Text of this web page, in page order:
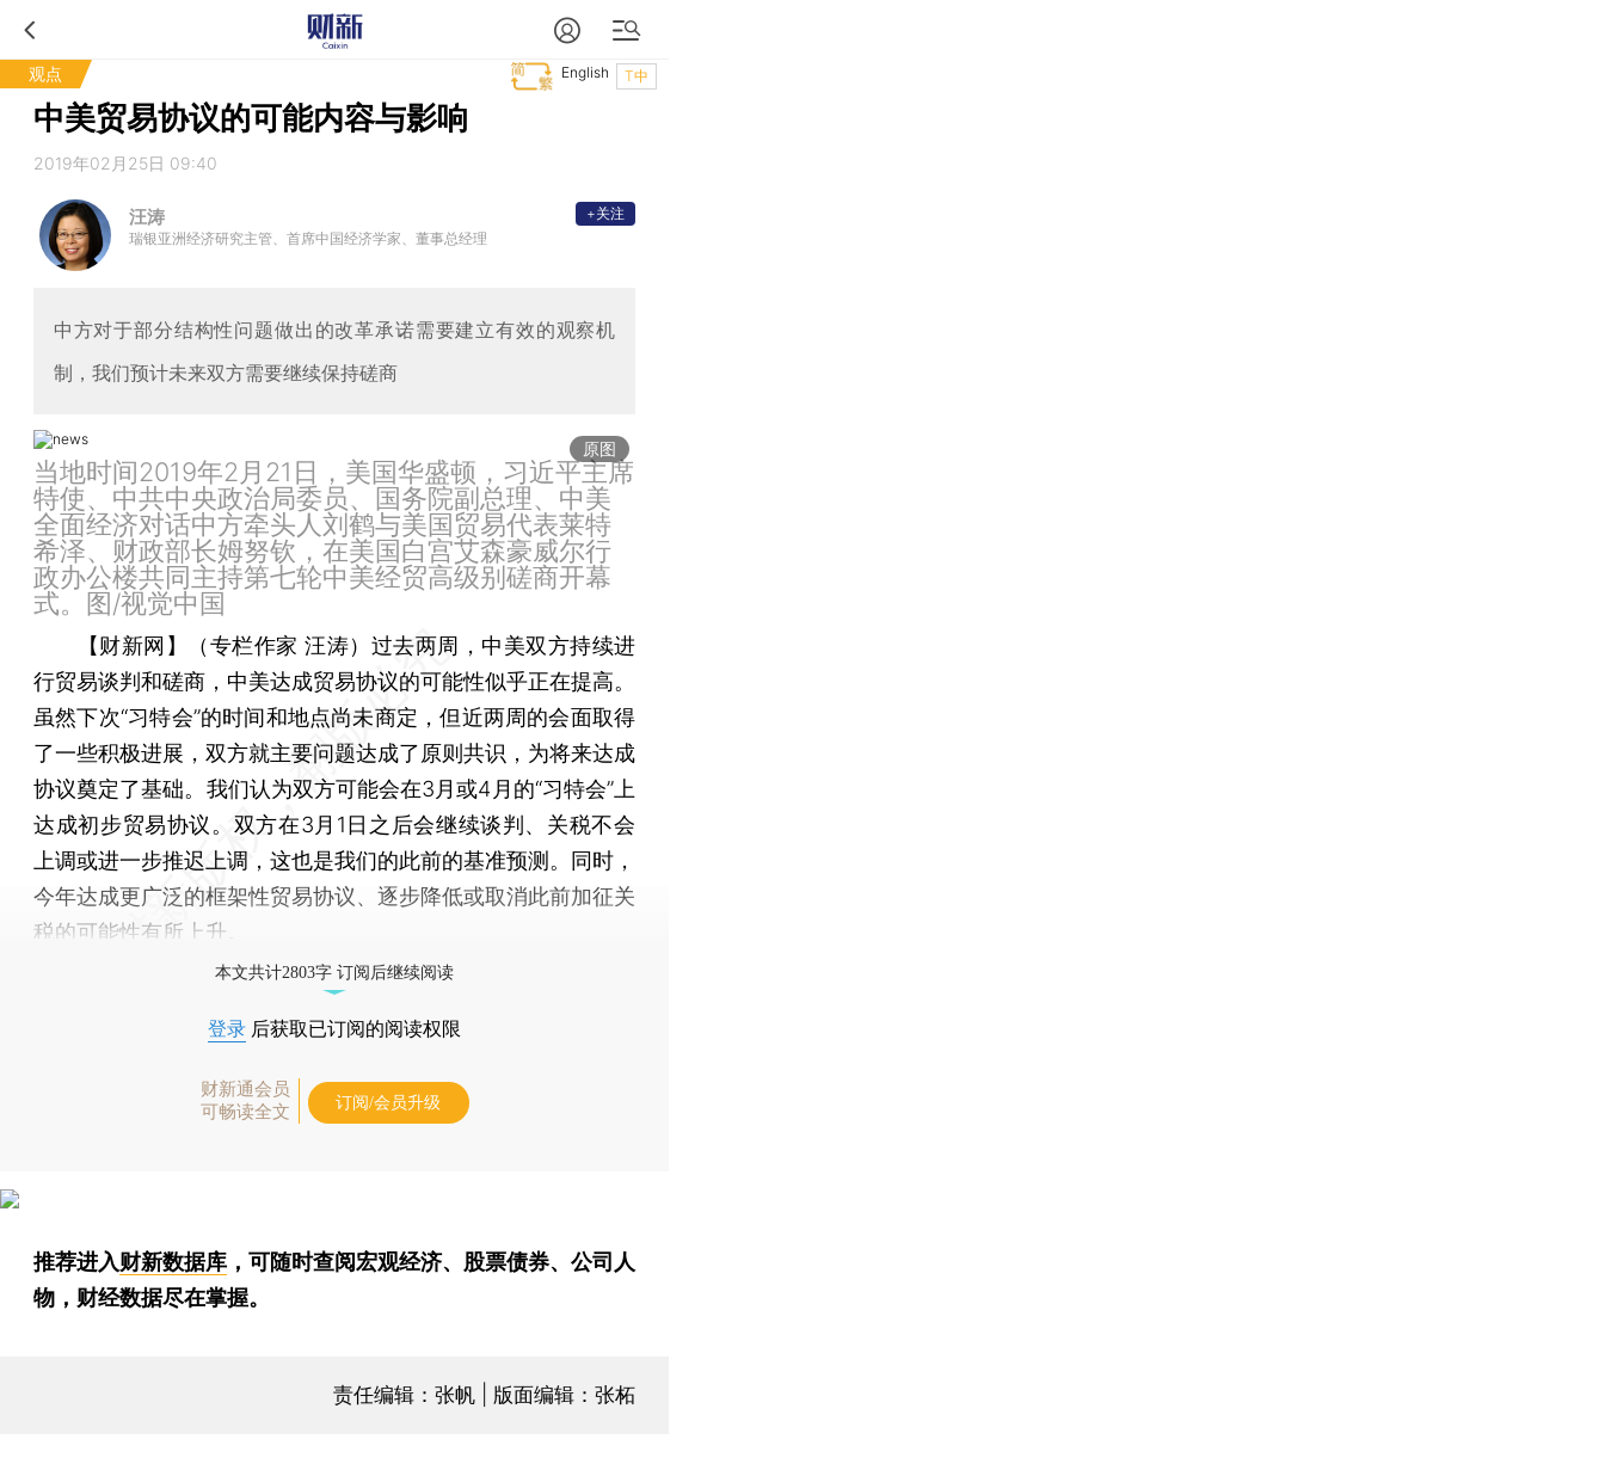
观点 T中
English
中美贸易协议的可能内容与影响
2019年02月25日 09:40
汪涛
瑞银亚洲经济研究主管、首席中国经济学家、董事总经理
+关注
中方对于部分结构性问题做出的改革承诺需要建立有效的观察机
制，我们预计未来双方需要继续保持磋商
原图
当地时间2019年2月21日，美国华盛顿，习近平主席
特使、中共中央政治局委员、国务院副总理、中美
全面经济对话中方牵头人刘鹤与美国贸易代表莱特
希泽、财政部长姆努钦，在美国白宫艾森豪威尔行
政办公楼共同主持第七轮中美经贸高级别磋商开幕
式。图/视觉中国
【财新网】（专栏作家 汪涛） 过去两周，中美双方持续进
行贸易谈判和磋商，中美达成贸易协议的可能性似乎正在提高。
虽然下次“习特会”的时间和地点尚未商定，但近两周的会面取得
了一些积极进展，双方就主要问题达成了原则共识，为将来达成
协议奠定了基础。我们认为双方可能会在3月或4月的“习特会”上
达成初步贸易协议。双方在3月1日之后会继续谈判、关税不会
上调或进一步推迟上调，这也是我们的此前的基准预测。同时，
今年达成更广泛的框架性贸易协议、逐步降低或取消此前加征关
税的可能性有所上升。
本文共计2803字 订阅后继续阅读
登录 后获取已订阅的阅读权限
财新通会员
可畅读全文
订阅/会员升级
推荐进入财新数据库 ，可随时查阅宏观经济、股票债券、公司人
物，财经数据尽在掌握。
责任编辑：张帆 | 版面编辑：张柘